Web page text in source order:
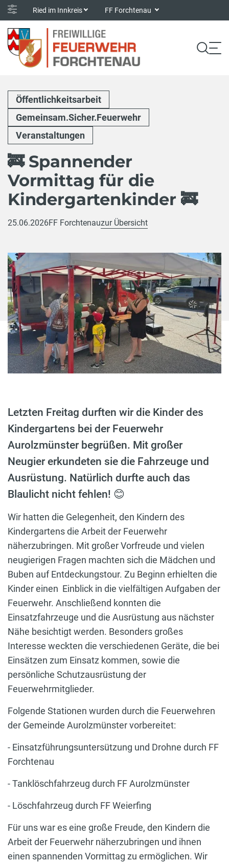
Ried im Innkreis FF Forchtenau
Öffentlichkeitsarbeit
Gemeinsam.Sicher.Feuerwehr
Veranstaltungen
🚒 Spannender
Vormittag für die
Kindergartenkinder 🚒
25.06.2026FF Forchtenauzur Übersicht
Letzten Freitag durften wir die Kinder des
Kindergartens bei der Feuerwehr
Aurolzmünster begrüßen. Mit großer
Neugier erkundeten sie die Fahrzeuge und
Ausrüstung. Natürlich durfte auch das
Blaulicht nicht fehlen! 😊
Wir hatten die Gelegenheit, den Kindern des
Kindergartens die Arbeit der Feuerwehr
näherzubringen. Mit großer Vorfreude und vielen
neugierigen Fragen machten sich die Mädchen und
Buben auf Entdeckungstour. Zu Beginn erhielten die
Kinder einen Einblick in die vielfältigen Aufgaben der
Feuerwehr. Anschließend konnten die
Einsatzfahrzeuge und die Ausrüstung aus nächster
Nähe besichtigt werden. Besonders großes
Interesse weckten die verschiedenen Geräte, die bei
Einsätzen zum Einsatz kommen, sowie die
persönliche Schutzausrüstung der
Feuerwehrmitglieder.
Folgende Stationen wurden durch die Feuerwehren
der Gemeinde Aurolzmünster vorbereitet:
- Einsatzführungsuntersützung und Drohne durch FF
Forchtenau
- Tanklöschfahrzeug durch FF Aurolzmünster
- Löschfahrzeug durch FF Weierfing
Für uns war es eine große Freude, den Kindern die
Arbeit der Feuerwehr näherzubringen und ihnen
einen spannenden Vormittag zu ermöglichen. Wir